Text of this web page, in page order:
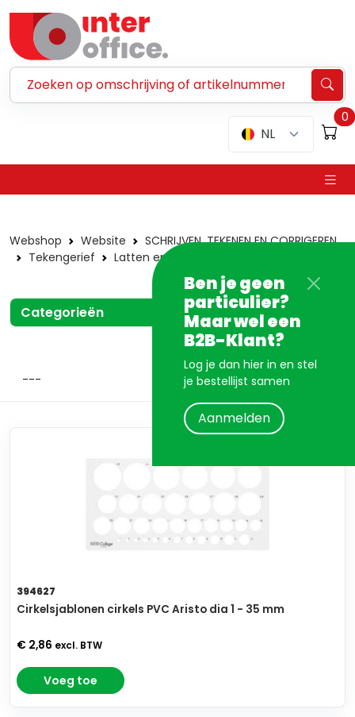
NL
0
Ben je geen
particulier?
Maar wel een
B2B-Klant?
Log je dan hier in en stel
je bestellijst samen
Aanmelden
Webshop Website
SCHRIJVEN, TEKENEN EN CORRIGEREN
Tekengerief
Latten en sjablonen
Categorieën
394627
Cirkelsjablonen cirkels PVC Aristo dia 1 - 35 mm
€ 2,86 excl. BTW
Voeg toe